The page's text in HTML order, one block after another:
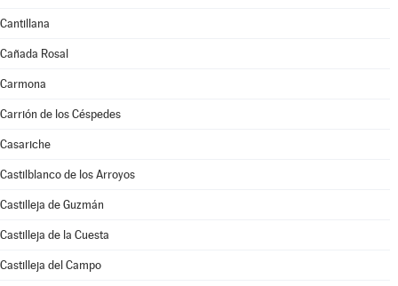
Cantillana
Cañada Rosal
Carmona
Carrión de los Céspedes
Casariche
Castilblanco de los Arroyos
Castilleja de Guzmán
Castilleja de la Cuesta
Castilleja del Campo